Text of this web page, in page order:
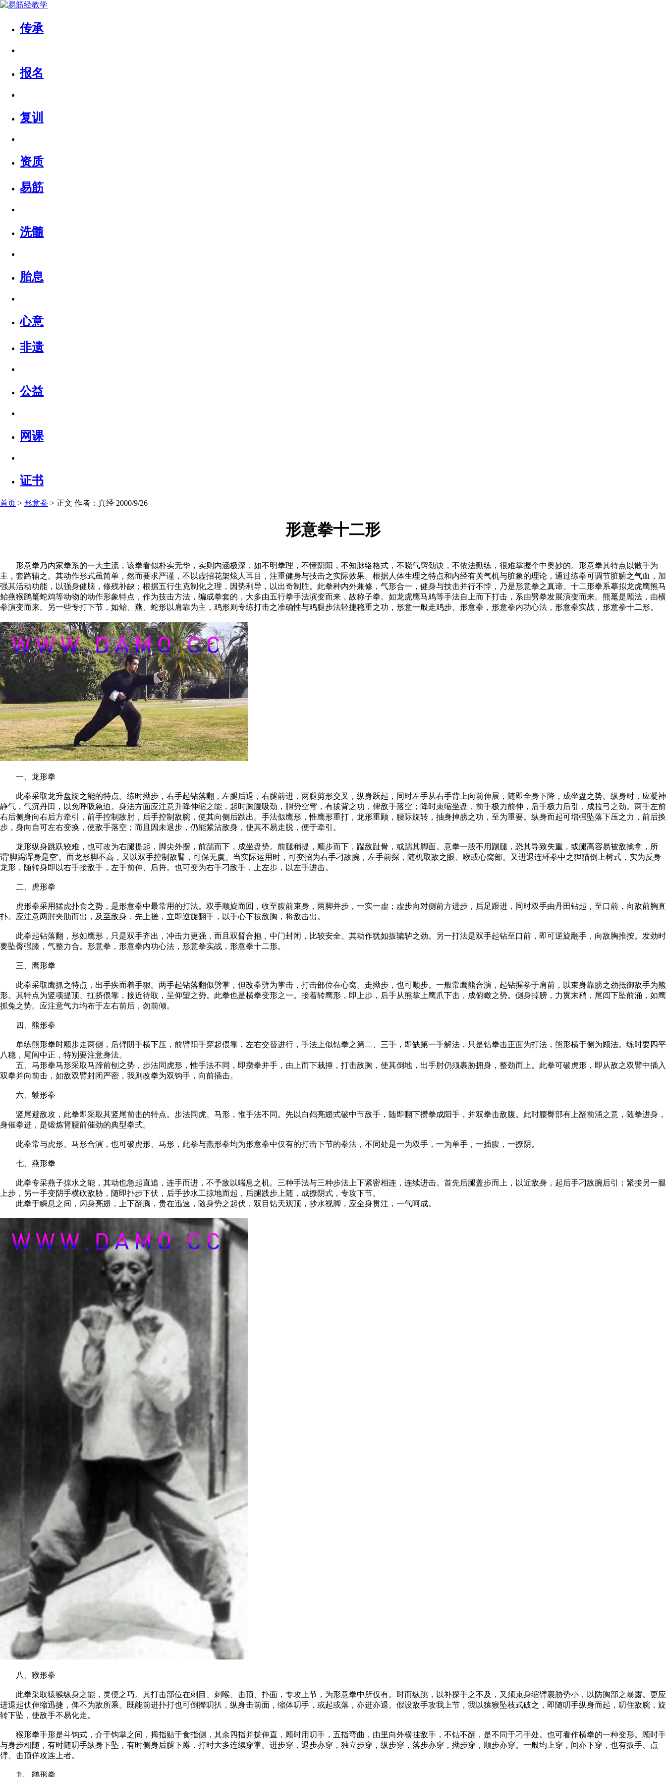
传承
报名
复训
资质
易筋
洗髓
胎息
心意
非遗
公益
网课
证书
首页 > 形意拳 > 正文 作者：真经 2000/9/26
形意拳十二形
形意拳乃内家拳系的一大主流，该拳看似朴实无华，实则内涵极深，如不明拳理，不懂阴阳，不知脉络格式，不晓气窍劲诀，不依法勤练，很难掌握个中奥妙的。形意拳其特点以散手为
主，套路辅之。其动作形式虽简单，然而要求严谨，不以虚招花架炫人耳目，注重健身与技击之实际效果。根据人体生理之特点和内经有关气机与脏象的理论，通过练拳可调节脏腑之气血，加
强其活动功能，以强身健脑，修残补缺；根据五行生克制化之理，因势利导，以出奇制胜。此拳种内外兼修，气形合一，健身与技击并行不悖，乃是形意拳之真谛。十二形拳系摹拟龙虎鹰熊马
鲐燕猴鹞鼍蛇鸡等动物的动作形象特点，作为技击方法，编成拳套的，大多由五行拳手法演变而来，故称子拳。如龙虎鹰马鸡等手法自上而下打击，系由劈拳发展演变而来。熊鼍是顾法，由横
拳演变而来。另一些专打下节，如鲐、燕、蛇形以肩靠为主，鸡形则专练打击之准确性与鸡腿步法轻捷稳重之功，形意一般走鸡步。形意拳，形意拳内功心法，形意拳实战，形意拳十二形。
一、龙形拳
此拳采取龙升盘旋之能的特点。练时拗步，右手起钻落翻，左腿后退，右腿前进，两腿剪形交叉，纵身跃起，同时左手从右手背上向前伸展，随即全身下降，成坐盘之势。纵身时，应凝神
静气，气沉丹田，以免呼吸急迫。身法方面应注意升降伸缩之能，起时胸腹吸劲，胴势空穹，有拔背之功，俾敌手落空；降时束缩坐盘，前手极力前伸，后手极力后引，成拉弓之劲。两手左前
右后侧身向右后方牵引，前手控制敌肘，后手控制敌腕，使其向侧后跌出。手法似鹰形，惟鹰形重打，龙形重顾，腰际旋转，抽身掉膀之功，至为重要。纵身而起可增强坠落下压之力，前后换
步，身向自可左右变换，使敌手落空；而且因未退步，仍能紧沾敌身，使其不易走脱，便于牵引。
龙形纵身跳跃较难，也可改为右腿提起，脚尖外摆，前踹而下，成坐盘势。前腿稍提，顺步而下，踹敌趾骨，或踹其脚面。意拳一般不用踢腿，恐其导致失重，或腿高容易被敌擒拿，所
谓'脚踢浑身是空'。而龙形脚不高，又以双手控制敌臂，可保无虞。当实际运用时，可变招为右手刁敌腕，左手前探，随机取敌之眼、喉或心窝部。又进退连环拳中之狸猫倒上树式，实为反身
龙形，随转身即以右手接敌手，左手前伸、后捋。也可变为右手刁敌手，上左步，以左手进击。
二、虎形拳
虎形拳采用猛虎扑食之势，是形意拳中最常用的打法。双手顺旋而回，收至腹前束身，两脚并步，一实一虚；虚步向对侧前方进步，后足跟进，同时双手由丹田钻起，至口前，向敌前胸直
扑。应注意两肘夹肋而出，及至敌身，先上搓，立即逆旋翻手，以手心下按敌胸，将敌击出。
此拳起钻落翻，形如鹰形，只是双手齐出，冲击力更强，而且双臂合抱，中门封闭，比较安全。其动作犹如扳辘轳之劲。另一打法是双手起钻至口前，即可逆旋翻手，向敌胸推按。发劲时
要坠臀强膝，气整力合。形意拳，形意拳内功心法，形意拳实战，形意拳十二形。
三、鹰形拳
此拳采取鹰抓之特点，出手疾而着手狠。两手起钻落翻似劈掌，但改拳劈为掌击，打击部位在心窝。走拗步，也可顺步。一般常鹰熊合演，起钻握拳于肩前，以束身靠膀之劲抵御敌手为熊
形。其特点为竖项提顶、扛挤偎靠，接近待取，呈仰望之势。此拳也是横拳变形之一。接着转鹰形，即上步，后手从熊掌上鹰爪下击，成俯瞰之势。侧身掉膀，力贯末稍，尾闾下坠前涌，如鹰
抓兔之势。应注意气力均布于左右前后，勿前倾。
四、熊形拳
单练熊形拳时顺步走两侧，后臂阴手横下压，前臂阳手穿起偎靠，左右交替进行，手法上似钻拳之第二、三手，即缺第一手解法，只是钻拳击正面为打法，熊形横于侧为顾法。练时要四平
八稳，尾闾中正，特别要注意身法。
五、马形拳马形采取马蹄前刨之势，步法同虎形，惟手法不同，即攒拳并手，由上而下栽捶，打击敌胸，使其倒地，出手肘仍须裹胁拥身，整劲而上。此拳可破虎形，即从敌之双臂中插入
双拳并向前击，如敌双臂封闭严密，我则改拳为双钩手，向前插击。
六、鹱形拳
竖尾避敌攻，此拳即采取其竖尾前击的特点。步法同虎、马形，惟手法不同。先以白鹤亮翅式破中节敌手，随即翻下攒拳成阳手，并双拳击敌腹。此时腰臀部有上翻前涌之意，随拳进身，
身催拳进，是锻炼肾腰前催劲的典型拳式。
此拳常与虎形、马形合演，也可破虎形、马形，此拳与燕形拳均为形意拳中仅有的打击下节的拳法，不同处是一为双手，一为单手，一插腹，一撩阴。
七、燕形拳
此拳专采燕子掠水之能，其动也急起直追，连手而进，不予敌以喘息之机。三种手法与三种步法上下紧密相连，连续进击。首先后腿盖步而上，以近敌身，起后手刁敌腕后引；紧接另一腿
上步，另一手变阴手横砍敌胁，随即扑步下伏，后手抄水工掠地而起，后腿践步上随，成撩阴式，专攻下节。
此拳于瞬息之间，闪身亮翅，上下翻腾，贵在迅速，随身势之起伏，双目钻天观顶，抄水视脚，应全身贯注，一气呵成。
八、猴形拳
此拳采取猿猴纵身之能，灵便之巧。其打击部位在刺目、刺喉、击顶、扑面，专攻上节，为形意拳中所仅有。时而纵跳，以补探手之不及，又须束身缩臂裹胁势小，以防胸部之暴露。更应
进退起伏伸缩迅捷，俾不为敌所乘。既能前进扑打也可倒撵叨扒，纵身击前面，缩体叨手，或起或落，亦进亦退。假设敌手攻我上节，我以猿猴坠枝式破之，即随叨手纵身而起，叨住敌腕，旋
转下坠，使敌手不易化走。
猴形拳手形是斗钩式，介于钩掌之间，拇指贴于食指侧，其余四指并拢伸直，顾时用叨手，五指弯曲，由里向外横挂敌手，不钻不翻，是不同于刁手处。也可看作横拳的一种变形。顾时手
与身步相随，有时随叨手纵身下坠，有时侧身后腿下蹲，打时大多连续穿掌。进步穿，退步亦穿，独立步穿，纵步穿，落步亦穿，拗步穿，顺步亦穿。一般均上穿，间亦下穿，也有扳手、点
臂、击顶佯攻连上者。
九、鹞形拳